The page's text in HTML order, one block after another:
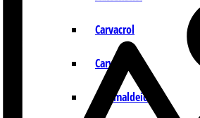
Carvacrol
Carvona
Cinamaldeído